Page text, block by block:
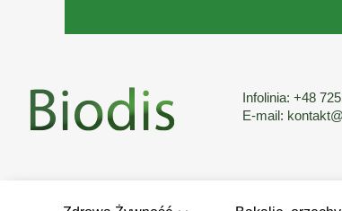
Infolinia: +48
E-mail: